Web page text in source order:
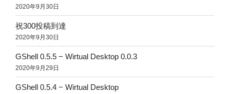
2020年9月30日
祝300投稿到達
2020年9月30日
GShell 0.5.5 − Wirtual Desktop 0.0.3
2020年9月29日
GShell 0.5.4 − Wirtual Desktop